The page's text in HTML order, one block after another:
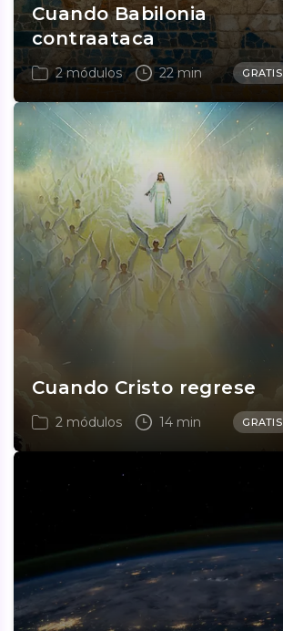
Cuando Babilonia
contraataca
2 módulos 22 min GRATIS
Cuando Cristo regrese
2 módulos 14 min GRATIS